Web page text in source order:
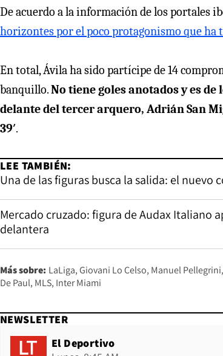
De acuerdo a la información de los portales
horizontes por el poco protagonismo que ha
En total, Ávila ha sido partícipe de 14
banquillo.No tiene goles anotados y es
delante del tercer arquero, Adrián San
39′.
LEE TAMBIÉN:
Una de las figuras busca la salida: el
Mercado cruzado: figura de Audax Italiano
delantera
Más sobre: LaLiga Giovani Lo Celso Manuel Pellegrini
De Paul MLS Inter Miami
NEWSLETTER
El Deportivo